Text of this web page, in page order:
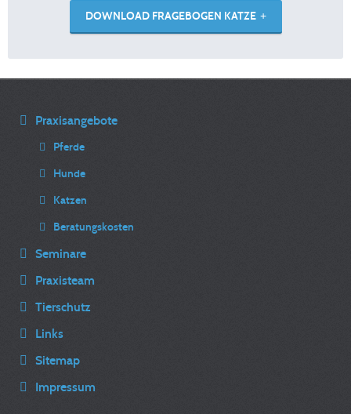
DOWNLOAD FRAGEBOGEN KATZE
Praxisangebote
Pferde
Hunde
Katzen
Beratungskosten
Seminare
Praxisteam
Tierschutz
Links
Sitemap
Impressum